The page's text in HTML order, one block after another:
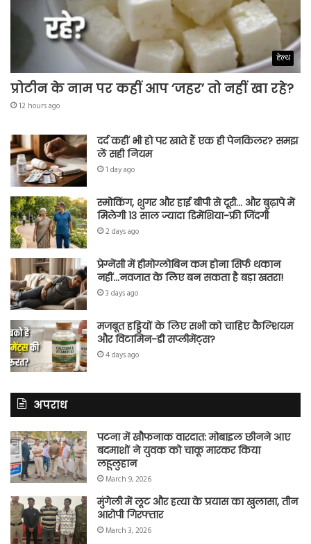
हेल्थ
प्रोटीन के नाम पर कहीं आप ‘जहर’ तो नहीं खा रहे?
12 hours ago
दर्द कहीं भी हो पर खाते हैं एक ही पेनकिलर? समझ
लें सही नियम
1 day ago
स्मोकिंग, शुगर और हाई बीपी से दूरी… और बुढ़ापे में
मिलेगी 13 साल ज्यादा डिमेंशिया-फ्री जिंदगी
2 days ago
प्रेग्नेंसी में हीमोग्लोबिन कम होना सिर्फ थकान
नहीं…नवजात के लिए बन सकता है बड़ा खतरा!
3 days ago
मजबूत हड्डियों के लिए सभी को चाहिए कैल्शियम
और विटामिन-डी सप्लीमेंट्स?
4 days ago
अपराध
पटना में खौफनाक वारदात: मोबाइल छीनने आए
बदमाशों ने युवक को चाकू मारकर किया
लहूलुहान
March 9, 2026
मुंगेली में लूट और हत्या के प्रयास का खुलासा, तीन
आरोपी गिरफ्तार
March 3, 2026